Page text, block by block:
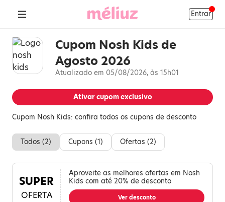
Entrar
Cupom Nosh Kids de
Agosto 2026
Atualizado em 05/08/2026, às 15h01
Ativar cupom exclusivo
Cupom Nosh Kids: confira todos os cupons de desconto
Todos (2) Cupons (1) Ofertas (2)
SUPER
OFERTA
Aproveite as melhores ofertas em Nosh
Kids com até 20% de desconto
Ver desconto